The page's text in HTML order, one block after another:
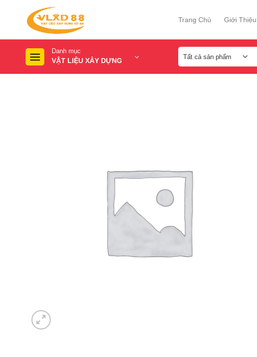
Trang Chủ Giới Thiệu
Danh mục
VẬT LIỆU XÂY DỰNG